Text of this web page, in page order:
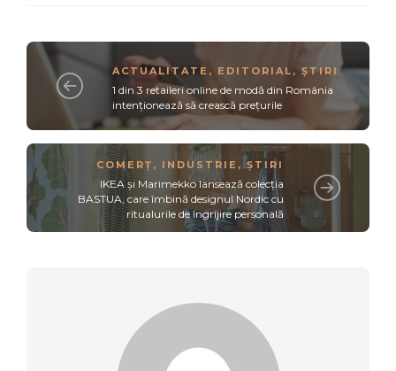
ACTUALITATE , EDITORIAL , ȘTIRI
1 din 3 retaileri online de modă din România
intenționează să crească prețurile
COMERȚ , INDUSTRIE , ȘTIRI
IKEA și Marimekko lansează colecția
BASTUA, care îmbină designul Nordic cu
ritualurile de îngrijire personală